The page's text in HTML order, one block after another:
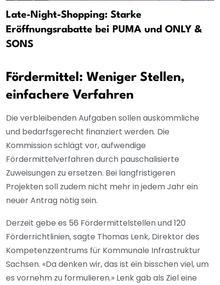
Late-Night-Shopping: Starke
Eröffnungsrabatte bei PUMA und ONLY &
SONS
Fördermittel: Weniger Stellen,
einfachere Verfahren
Die verbleibenden Aufgaben sollen auskömmliche
und bedarfsgerecht finanziert werden. Die
Kommission schlägt vor, aufwendige
Fördermittelverfahren durch pauschalisierte
Zuweisungen zu ersetzen. Bei langfristigeren
Projekten soll zudem nicht mehr in jedem Jahr ein
neuer Antrag nötig sein.
Derzeit gebe es 56 Fördermittelstellen und 120
Förderrichtlinien, sagte Thomas Lenk, Direktor des
Kompetenzzentrums für Kommunale Infrastruktur
Sachsen. «Da denken wir, das ist ein bisschen viel, um
es vornehm zu formulieren.» Lenk gab als Ziel eine